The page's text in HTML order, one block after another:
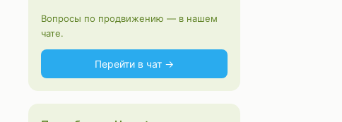
Вопросы по продвижению — в нашем
чате.
Перейти в чат →